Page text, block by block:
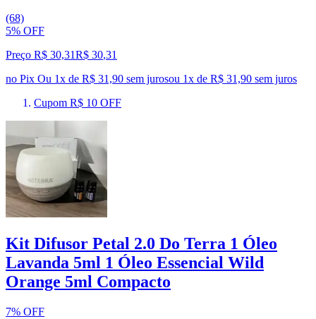
(68)
5% OFF
Preço R$ 30,31R$ 30,31
no Pix Ou 1x de R$ 31,90 sem jurosou 1x de R$ 31,90 sem juros
Cupom R$ 10 OFF
Kit Difusor Petal 2.0 Do Terra 1 Óleo
Lavanda 5ml 1 Óleo Essencial Wild
Orange 5ml Compacto
7% OFF